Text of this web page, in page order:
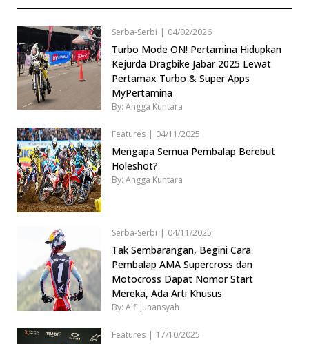
Serba-Serbi | 04/02/2026
Turbo Mode ON! Pertamina Hidupkan
Kejurda Dragbike Jabar 2025 Lewat
Pertamax Turbo & Super Apps
MyPertamina
By: Angga Kuntara
Features | 04/11/2025
Mengapa Semua Pembalap Berebut
Holeshot?
By: Angga Kuntara
Serba-Serbi | 04/11/2025
Tak Sembarangan, Begini Cara
Pembalap AMA Supercross dan
Motocross Dapat Nomor Start
Mereka, Ada Arti Khusus
By: Alfi Junansyah
Features | 17/10/2025